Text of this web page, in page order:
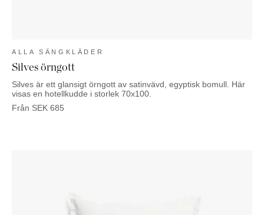
ALLA SÄNGKLÄDER
Silves örngott
Silves är ett glansigt örngott av satinvävd, egyptisk bomull. Här
visas en hotellkudde i storlek 70x100.
Från SEK 685